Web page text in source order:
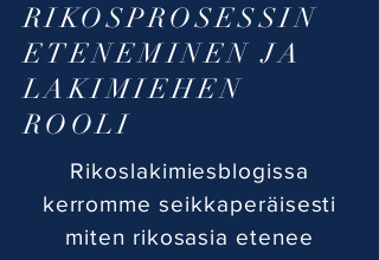
RIKOSPROSESSIN
ETENEMINEN JA
LAKIMIEHEN
ROOLI
Rikoslakimiesblogissa
kerromme seikkaperäisesti
miten rikosasia etenee